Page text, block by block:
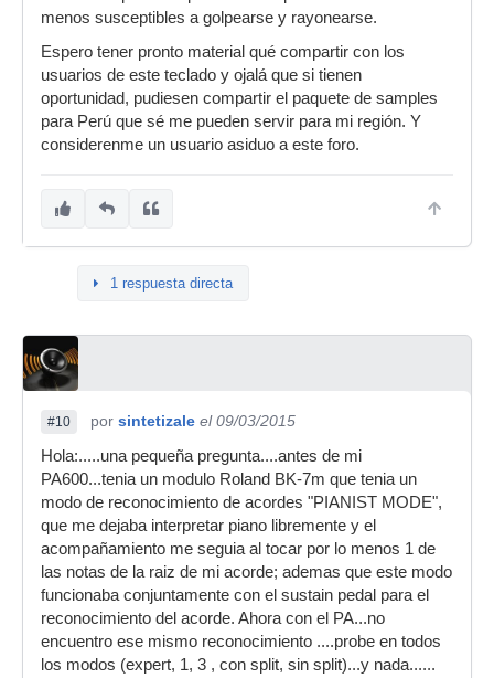
menos susceptibles a golpearse y rayonearse.
Espero tener pronto material qué compartir con los
usuarios de este teclado y ojalá que si tienen
oportunidad, pudiesen compartir el paquete de samples
para Perú que sé me pueden servir para mi región. Y
considerenme un usuario asiduo a este foro.
1 respuesta directa
#10 por sintetizale el 09/03/2015
Hola:.....una pequeña pregunta....antes de mi
PA600...tenia un modulo Roland BK-7m que tenia un
modo de reconocimiento de acordes "PIANIST MODE",
que me dejaba interpretar piano libremente y el
acompañamiento me seguia al tocar por lo menos 1 de
las notas de la raiz de mi acorde; ademas que este modo
funcionaba conjuntamente con el sustain pedal para el
reconocimiento del acorde. Ahora con el PA...no
encuentro ese mismo reconocimiento ....probe en todos
los modos (expert, 1, 3 , con split, sin split)...y nada......